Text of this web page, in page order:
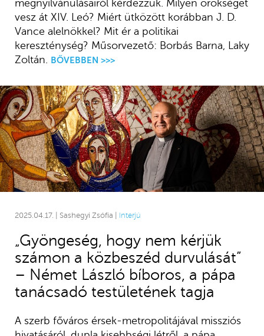
megnyilvánulásairól kérdezzük. Milyen örökséget
vesz át XIV. Leó? Miért ütközött korábban J. D.
Vance alelnökkel? Mit ér a politikai
kereszténység? Műsorvezető: Borbás Barna, Laky
Zoltán.
BŐVEBBEN >>>
2025.04.17. | Sashegyi Zsófia | Interjú
„Gyöngeség, hogy nem kérjük
számon a közbeszéd durvulását”
– Német László bíboros, a pápa
tanácsadó testületének tagja
A szerb főváros érsek-metropolitájával missziós